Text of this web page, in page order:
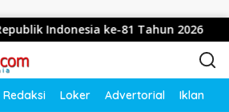
Indonesia ke-81 Tahun 2026
Redaksi Loker Advertorial Iklan